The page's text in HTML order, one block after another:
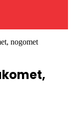
nogomet